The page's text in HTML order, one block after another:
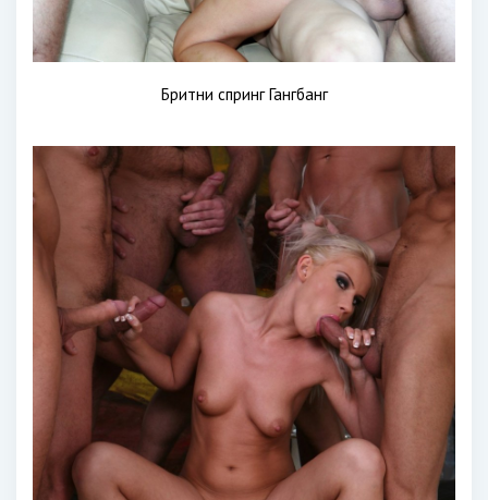
Бритни спринг Гангбанг